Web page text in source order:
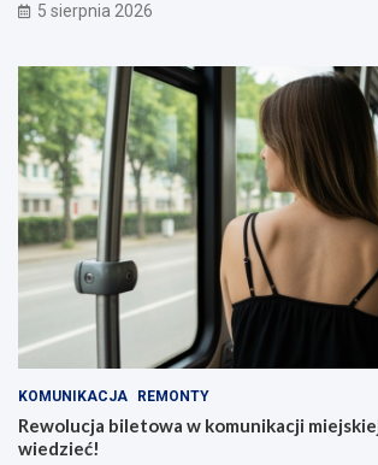
5 sierpnia 2026
KOMUNIKACJA REMONTY
Rewolucja biletowa w komunikacji
wiedzieć!